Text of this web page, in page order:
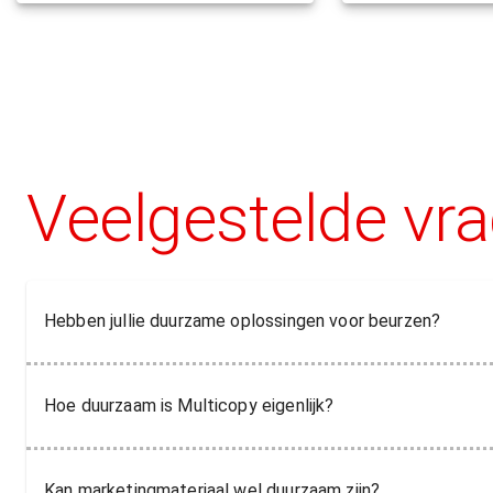
Veelgestelde
Hebben jullie duurzame oplossingen voor beurzen?
Hoe duurzaam is Multicopy eigenlijk?